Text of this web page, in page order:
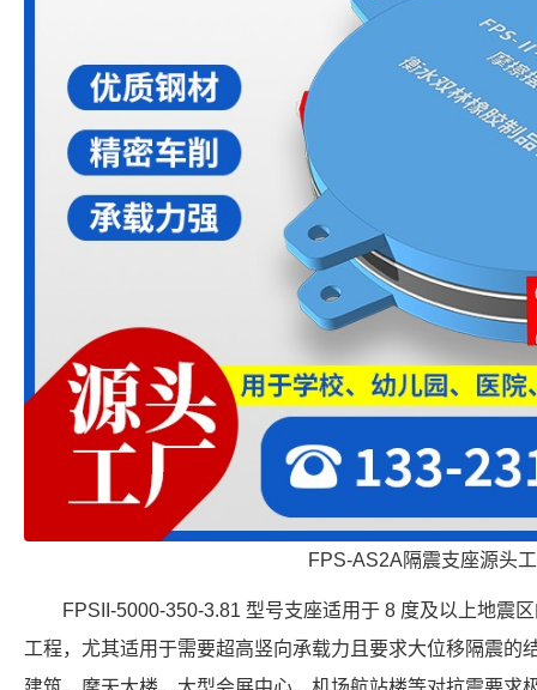
FPS-AS2A隔震支座源头
FPSII-5000-350-3.81 型号支座适用于 8 度及以上地震
工程，尤其适用于需要超高竖向承载力且要求大位移隔震的